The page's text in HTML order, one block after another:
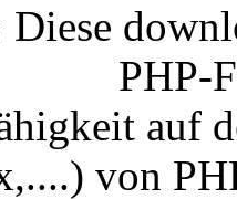
Diese
PHP-
auf
von